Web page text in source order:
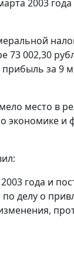
2003
73 002,30
за 9
место в
экономике
года и
по делу о